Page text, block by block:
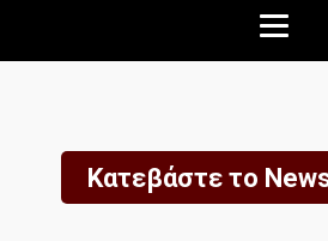
Κατεβάστε το